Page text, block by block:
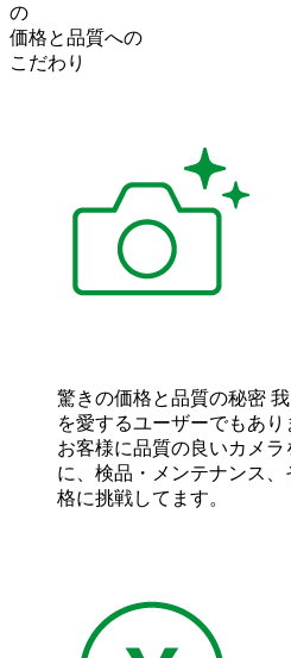
の
価格と品質への
こだわり
驚きの価格と品質の秘密
を愛するユーザーでもあり
お客様に品質の良いカメ
に、検品・メンテナンス
格に挑戦してます。